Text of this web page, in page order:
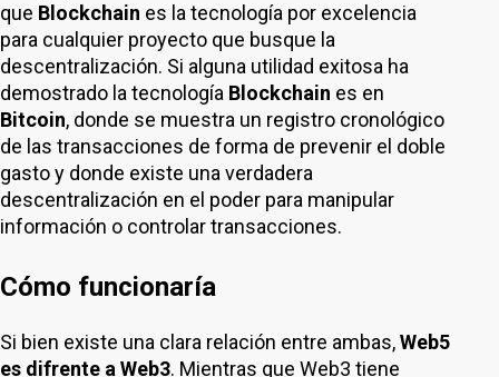
que Blockchain es la tecnología por excelencia
para cualquier proyecto que busque la
descentralización. Si alguna utilidad exitosa ha
demostrado la tecnología Blockchain es en
Bitcoin, donde se muestra un registro cronológico
de las transacciones de forma de prevenir el doble
gasto y donde existe una verdadera
descentralización en el poder para manipular
información o controlar transacciones.
Cómo funcionaría
Si bien existe una clara relación entre ambas,Web5
es difrente a Web3. Mientras que Web3 tiene